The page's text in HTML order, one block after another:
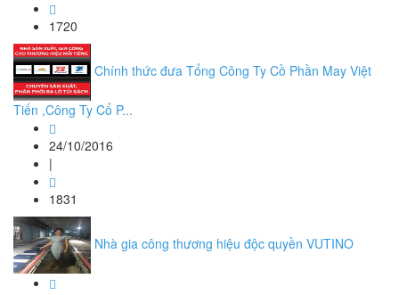
1720
Chính thức đưa Tổng Công Ty Cồ Phần May Việt
Tiến ,Công Ty Cổ P...
24/10/2016
|
1831
Nhà gia công thương hiệu độc quyền VUTINO